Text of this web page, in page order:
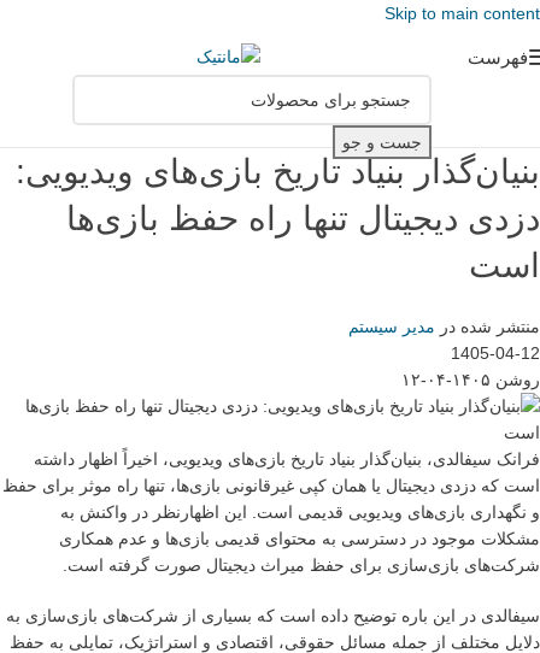
Skip to main content
فهرست
جست و جو
بنیان‌گذار بنیاد تاریخ بازی‌های ویدیویی:
دزدی دیجیتال تنها راه حفظ بازی‌ها
است
منتشر شده در مدیر سیستم
1405-04-12
روشن ۱۴۰۵-۰۴-۱۲
فرانک سیفالدی، بنیان‌گذار بنیاد تاریخ بازی‌های ویدیویی، اخیراً اظهار داشته
است که دزدی دیجیتال یا همان کپی غیرقانونی بازی‌ها، تنها راه موثر برای حفظ
و نگهداری بازی‌های ویدیویی قدیمی است. این اظهارنظر در واکنش به
مشکلات موجود در دسترسی به محتوای قدیمی بازی‌ها و عدم همکاری
شرکت‌های بازی‌سازی برای حفظ میراث دیجیتال صورت گرفته است.
سیفالدی در این باره توضیح داده است که بسیاری از شرکت‌های بازی‌سازی به
دلایل مختلف از جمله مسائل حقوقی، اقتصادی و استراتژیک، تمایلی به حفظ